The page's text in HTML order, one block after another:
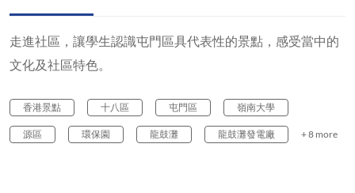
走進社區，讓學生認識屯門區具代表性的景點，感受當中的
文化及社區特色。
香港景點 十八區 屯門區 嶺南大學
源區 環保園 龍鼓灘 龍鼓灘發電廠 + 8 more